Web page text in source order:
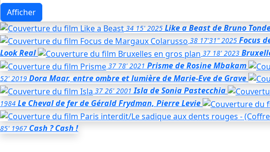
Afficher
34 15' 2025 Like a Beastde Bruno
38 17'31" 2025 Focus
Look Real
37 18' 2023
37 78' 2021 Prismede Rosine Mbakam
52' 2019 Dora Maar, entre ombre et lumièrede Marie-Eve de Grave
37 26' 2001 Islade Sonia Pastecchia
1984 Le Cheval de ferde Gérald Frydman, Pierre Levie
85' 1967 Cash ? Cash !